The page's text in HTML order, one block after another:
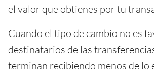
el valor que obtienes por tu
Cuando el tipo de cambio no es
destinatarios de las
terminan recibiendo menos de lo